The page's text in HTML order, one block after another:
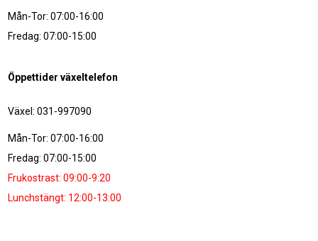
Mån-Tor: 07:00-16:00
Fredag: 07:00-15:00
Öppettider växeltelefon
Växel: 031-997090
Mån-Tor: 07:00-16:00
Fredag: 07:00-15:00
Frukostrast: 09:00-9:20
Lunchstängt: 12:00-13:00